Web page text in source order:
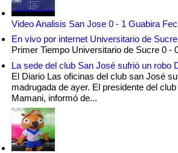
Video Analisis San Jose 0 - 1 Guabira
En vivo por internet Universitario de
Primer Tiempo Universitario de Sucre 0 -
La sede del club San José sufrió un robo
El Diario Las oficinas del club san José
madrugada de ayer. El presidente del
Mamani, informó de...